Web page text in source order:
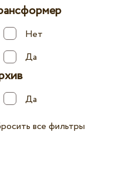
Нет
Да
Да
все фильтры